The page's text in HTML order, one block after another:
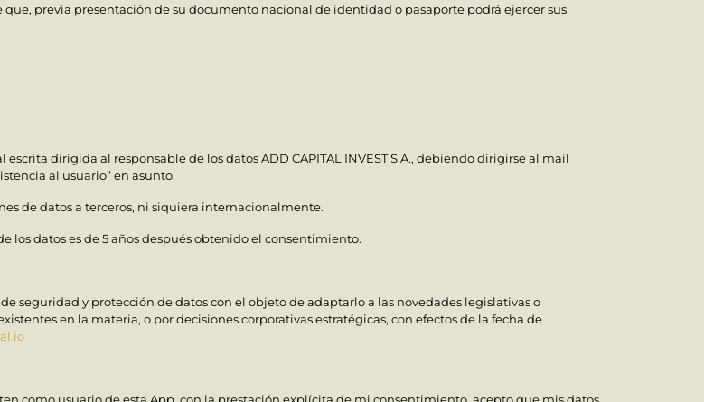
previa presentación de su documento nacional de identidad o pasaporte podrá ejercer sus
dirigida al responsable de los datos ADD CAPITAL INVEST S.A., debiendo dirigirse al mail
al usuario” en asunto.
de datos a terceros, ni siquiera internacionalmente.
los datos es de 5 años después obtenido el consentimiento.
seguridad y protección de datos con el objeto de adaptarlo a las novedades legislativas o
en la materia, o por decisiones corporativas estratégicas, con efectos de la fecha de